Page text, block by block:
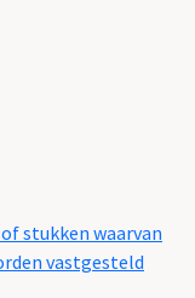
stukken waarvan
vastgesteld